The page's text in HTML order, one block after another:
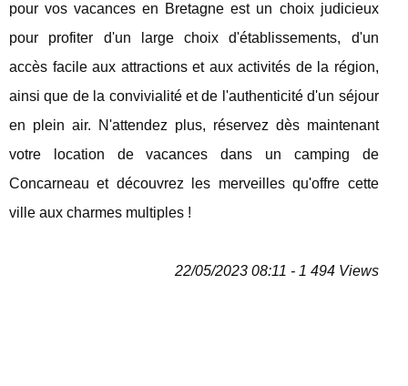
pour vos vacances en Bretagne est un choix judicieux
pour profiter d'un large choix d'établissements, d'un
accès facile aux attractions et aux activités de la région,
ainsi que de la convivialité et de l'authenticité d'un séjour
en plein air. N'attendez plus, réservez dès maintenant
votre location de vacances dans un camping de
Concarneau et découvrez les merveilles qu'offre cette
ville aux charmes multiples !
22/05/2023 08:11 - 1 494 Views